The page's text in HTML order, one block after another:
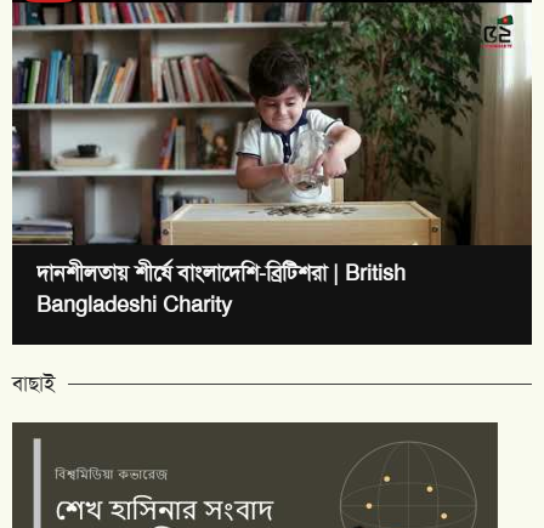
দানশীলতায় শীর্ষে বাংলাদেশি-ব্রিটিশরা | British
Bangladeshi Charity
বাছাই